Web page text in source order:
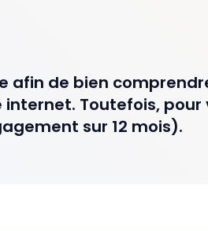
afin de bien
Toutefois,
sur 12 mois).